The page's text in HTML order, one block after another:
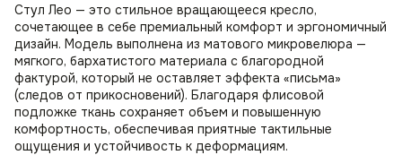
Стул Лео — это стильное вращающееся кресло,
сочетающее в себе премиальный комфорт и эргономичный
дизайн. Модель выполнена из матового микровелюра —
мягкого, бархатистого материала с благородной
фактурой, который не оставляет эффекта «письма»
(следов от прикосновений). Благодаря флисовой
подложке ткань сохраняет объем и повышенную
комфортность, обеспечивая приятные тактильные
ощущения и устойчивость к деформациям.